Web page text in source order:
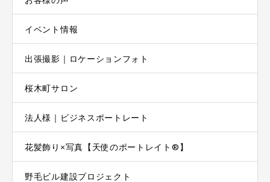
イベント情報
出張撮影｜ロケーションフォト
桜木町サロン
法人様｜ビジネスポートレート
花髪飾り×写真【天使のポートレイト®】
野毛ビル建設プロジェクト